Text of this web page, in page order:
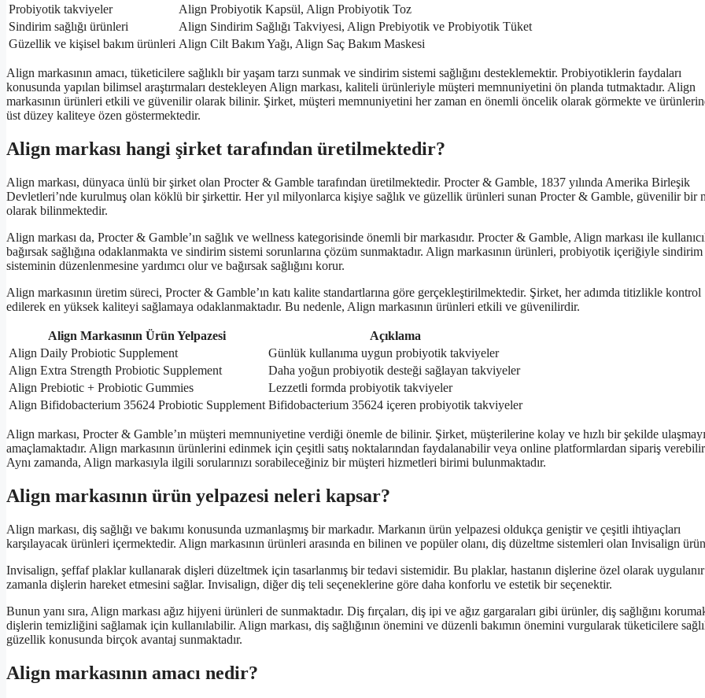
Probiyotik takviyeler
Align Probiyotik Kapsül, Align Probiyotik Toz
Sindirim sağlığı ürünleri
Align Sindirim Sağlığı Takviyesi, Align Prebiyotik ve Probiyotik Tüket
Güzellik ve kişisel bakım ürünleri Align Cilt Bakım Yağı, Align Saç Bakım Maskesi
Align markasının amacı, tüketicilere sağlıklı bir yaşam tarzı sunmak ve sindirim sistemi sağlığını desteklemektir. Probiyotiklerin faydaları
konusunda yapılan bilimsel araştırmaları destekleyen Align markası, kaliteli ürünleriyle müşteri memnuniyetini ön planda tutmaktadır. Align
markasının ürünleri etkili ve güvenilir olarak bilinir. Şirket, müşteri memnuniyetini her zaman en önemli öncelik olarak görmekte ve
üst düzey kaliteye özen göstermektedir.
Align markası hangi şirket tarafından üretilmektedir?
Align markası, dünyaca ünlü bir şirket olan Procter & Gamble tarafından üretilmektedir. Procter & Gamble, 1837 yılında Amerika Birleşik
Devletleri’nde kurulmuş olan köklü bir şirkettir. Her yıl milyonlarca kişiye sağlık ve güzellik ürünleri sunan Procter & Gamble, güvenilir bir
olarak bilinmektedir.
Align markası da, Procter & Gamble’ın sağlık ve wellness kategorisinde önemli bir markasıdır. Procter & Gamble, Align markası ile
bağırsak sağlığına odaklanmakta ve sindirim sistemi sorunlarına çözüm sunmaktadır. Align markasının ürünleri, probiyotik içeriğiyle sindirim
sisteminin düzenlenmesine yardımcı olur ve bağırsak sağlığını korur.
Align markasının üretim süreci, Procter & Gamble’ın katı kalite standartlarına göre gerçekleştirilmektedir. Şirket, her adımda titizlikle kontrol
edilerek en yüksek kaliteyi sağlamaya odaklanmaktadır. Bu nedenle, Align markasının ürünleri etkili ve güvenilirdir.
Align Markasının Ürün Yelpazesi
Açıklama
Align Daily Probiotic Supplement
Günlük kullanıma uygun probiyotik takviyeler
Align Extra Strength Probiotic Supplement
Daha yoğun probiyotik desteği sağlayan takviyeler
Align Prebiotic + Probiotic Gummies
Lezzetli formda probiyotik takviyeler
Align Bifidobacterium 35624 Probiotic Supplement Bifidobacterium 35624 içeren probiyotik takviyeler
Align markası, Procter & Gamble’ın müşteri memnuniyetine verdiği önemle de bilinir. Şirket, müşterilerine kolay ve hızlı bir şekilde ulaşmayı
amaçlamaktadır. Align markasının ürünlerini edinmek için çeşitli satış noktalarından faydalanabilir veya online platformlardan sipariş
Aynı zamanda, Align markasıyla ilgili sorularınızı sorabileceğiniz bir müşteri hizmetleri birimi bulunmaktadır.
Align markasının ürün yelpazesi neleri kapsar?
Align markası, diş sağlığı ve bakımı konusunda uzmanlaşmış bir markadır. Markanın ürün yelpazesi oldukça geniştir ve çeşitli ihtiyaçları
karşılayacak ürünleri içermektedir. Align markasının ürünleri arasında en bilinen ve popüler olanı, diş düzeltme sistemleri olan Invisalign
Invisalign, şeffaf plaklar kullanarak dişleri düzeltmek için tasarlanmış bir tedavi sistemidir. Bu plaklar, hastanın dişlerine özel olarak
zamanla dişlerin hareket etmesini sağlar. Invisalign, diğer diş teli seçeneklerine göre daha konforlu ve estetik bir seçenektir.
Bunun yanı sıra, Align markası ağız hijyeni ürünleri de sunmaktadır. Diş fırçaları, diş ipi ve ağız gargaraları gibi ürünler, diş sağlığını
dişlerin temizliğini sağlamak için kullanılabilir. Align markası, diş sağlığının önemini ve düzenli bakımın önemini vurgularak tüketicilere
güzellik konusunda birçok avantaj sunmaktadır.
Align markasının amacı nedir?